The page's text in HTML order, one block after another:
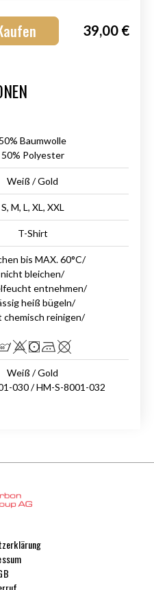
39,00 €
50% Baumwolle
50% Polyester
Weiß / Gold
S, M, L, XL, XXL
T-Shirt
bis MAX. 60°C/
nicht bleichen/
entnehmen/
heiß bügeln/
chemisch reinigen/
Weiß / Gold
030 / HM-S-8001-032